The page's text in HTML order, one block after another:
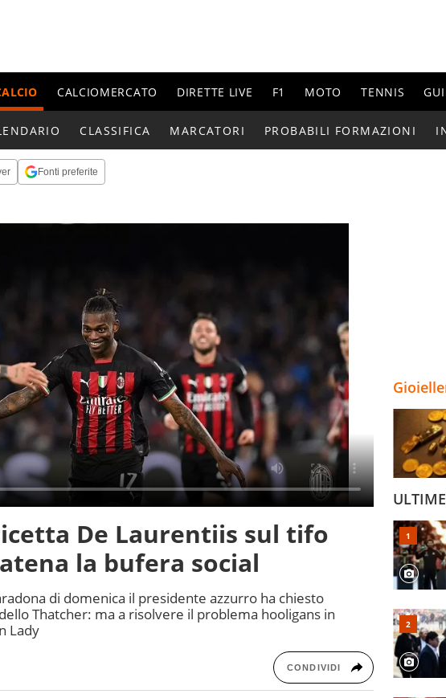
CALCIOMERCATO DIRETTE LIVE F1 MOTO TENNIS
CLASSIFICA MARCATORI PROBABILI FORMAZIONI
Fonti preferite
De Laurentiis sul tifo
la bufera social
di domenica il presidente azzurro ha chiesto
Thatcher: ma a risolvere il problema hooligans in
Lady
CONDIVIDI